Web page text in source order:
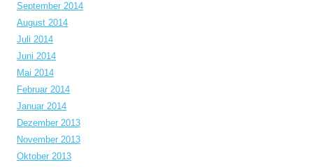
September 2014
August 2014
Juli 2014
Juni 2014
Mai 2014
Februar 2014
Januar 2014
Dezember 2013
November 2013
Oktober 2013